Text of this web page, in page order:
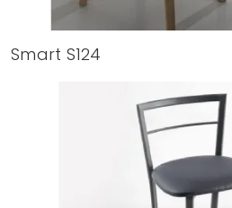
Smart S124